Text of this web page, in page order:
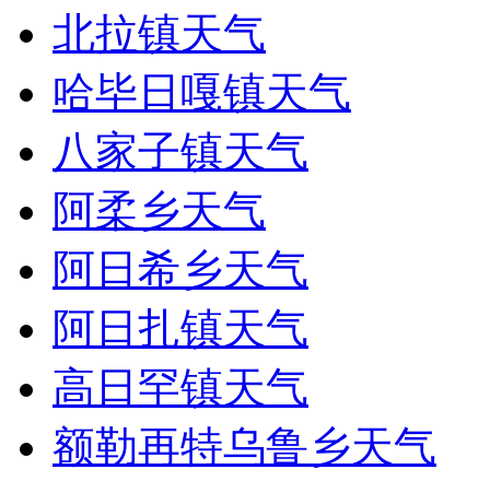
北拉镇天气
哈毕日嘎镇天气
八家子镇天气
阿柔乡天气
阿日希乡天气
阿日扎镇天气
高日罕镇天气
额勒再特乌鲁乡天气